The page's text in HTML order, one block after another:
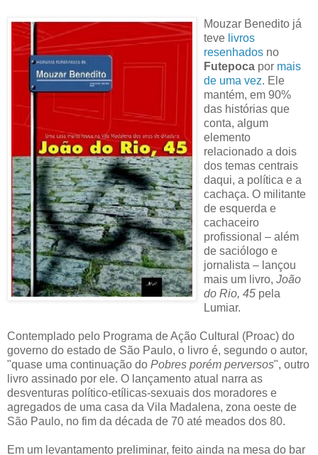
Mouzar Benedito já
teve livros
resenhados no
Futepoca por mais
de uma vez. Ele
mantém, em 90%
das histórias que
conta, algum
elemento
relacionado a dois
dos temas centrais
daqui, a política e a
cachaça. O militante
de esquerda e
cachaceiro
profissional – além
de saciólogo e
jornalista – lançou
mais um livro, João
do Rio, 45 pela
Lumiar.
Contemplado pelo Programa de Ação Cultural (Proac) do
governo do estado de São Paulo, o livro é, segundo o autor,
"quase uma continuação do Pobres porém perversos", outro
livro assinado por ele. O lançamento atual narra as
desventuras político-etílicas-sexuais dos moradores e
agregados de uma casa da Vila Madalena, zona oeste de
São Paulo, no fim da década de 70 até meados dos 80.
Em um levantamento preliminar, feito ainda na mesa do bar